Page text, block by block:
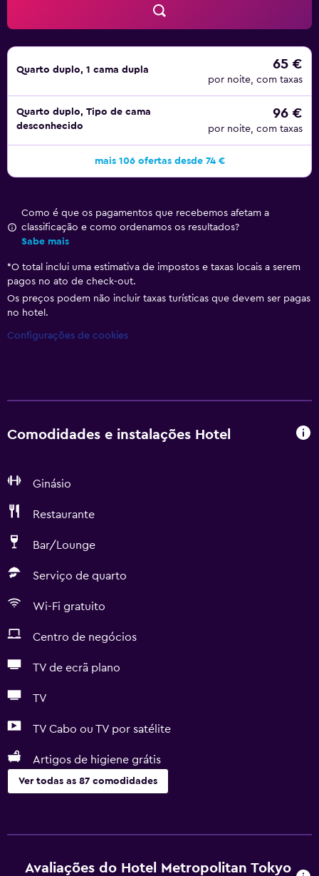
como os armazéns comerciais Isetan Shinjuku e o
Quarto duplo, 1 cama dupla 65 €
por noite, com taxas
Quarto duplo, Tipo de cama
desconhecido
96 €
por noite, com taxas
mais 106 ofertas desde 74 €
Como é que os pagamentos que recebemos afetam a
classificação e como ordenamos os resultados?
Sabe mais
*O total inclui uma estimativa de impostos e taxas locais a serem
pagos no ato de check-out.
Os preços podem não incluir taxas turísticas que devem ser pagas
no hotel.
Configurações de cookies
Comodidades e instalações Hotel
Ginásio
Restaurante
Bar/Lounge
Serviço de quarto
Wi-Fi gratuito
Centro de negócios
TV de ecrã plano
TV
TV Cabo ou TV por satélite
Artigos de higiene grátis
Ver todas as 87 comodidades
Wi-Fi gratuito
Avaliações do Hotel Metropolitan Tokyo